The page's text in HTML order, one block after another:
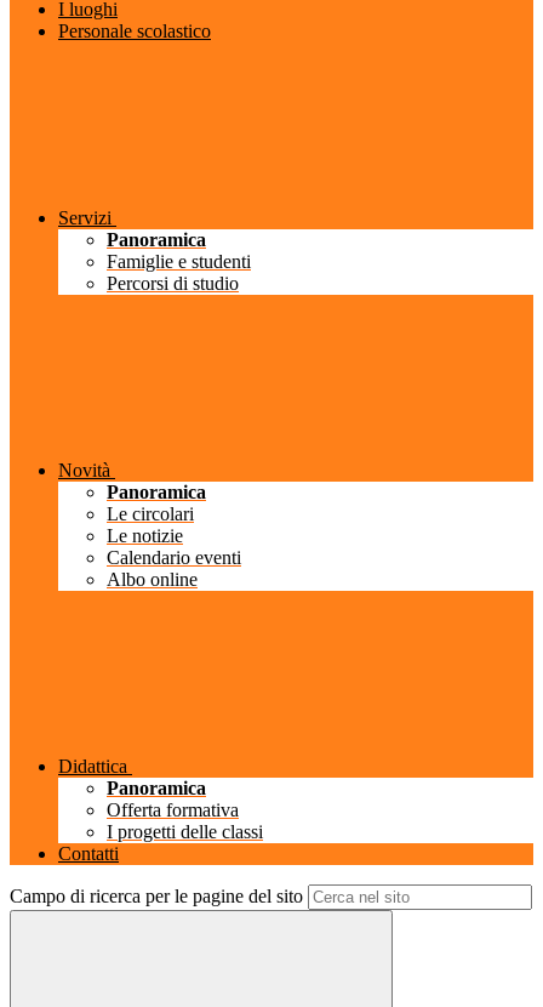
I luoghi
Personale scolastico
Servizi
Panoramica
Famiglie e studenti
Percorsi di studio
Novità
Panoramica
Le circolari
Le notizie
Calendario eventi
Albo online
Didattica
Panoramica
Offerta formativa
I progetti delle classi
Contatti
Campo di ricerca per le pagine del sito